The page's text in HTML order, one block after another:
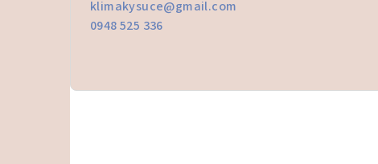
klimakysuce@gmail.com
0948 525 336